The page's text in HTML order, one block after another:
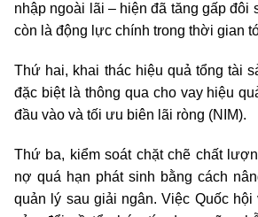
nhập ngoài lãi – hiện đã tăng gấp đôi
còn là động lực chính trong thời gian
Thứ hai, khai thác hiệu quả tổng tài
đặc biệt là thông qua cho vay hiệu
đầu vào và tối ưu biên lãi ròng (NIM).
Thứ ba, kiểm soát chặt chẽ chất
nợ quá hạn phát sinh bằng cách
quản lý sau giải ngân. Việc Quốc